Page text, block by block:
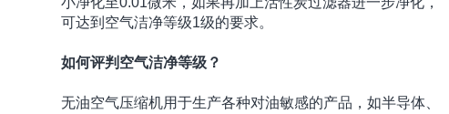
可达到空气洁净等级1级的要求。
如何评判空气洁净等级？
无油空气压缩机用于生产各种对油敏感的产品，如半导体、